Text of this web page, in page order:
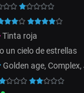
Tinta roja
un cielo de estrellas
Golden age, Complex,